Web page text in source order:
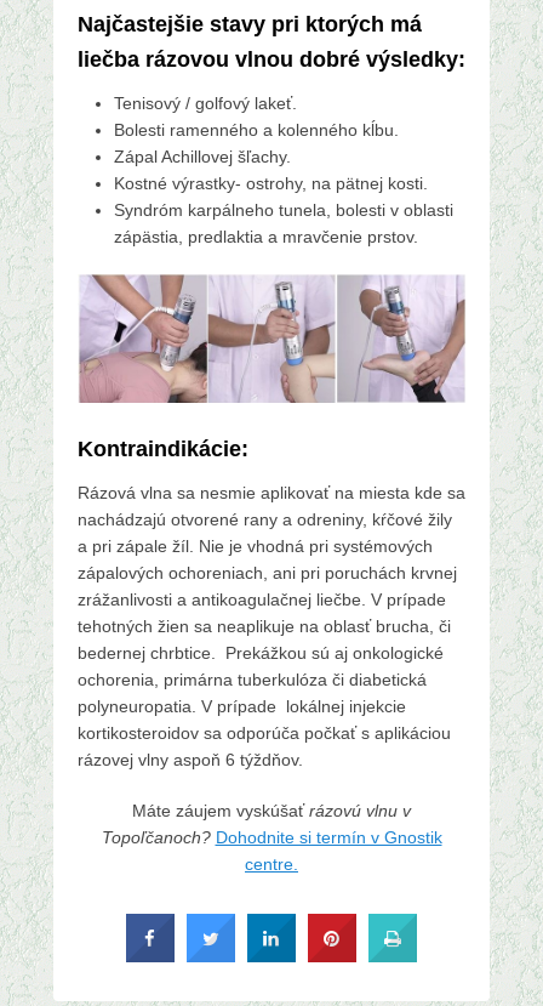
Najčastejšie stavy pri ktorých má
liečba rázovou vlnou dobré výsledky:
Tenisový / golfový lakeť.
Bolesti ramenného a kolenného kĺbu.
Zápal Achillovej šľachy.
Kostné výrastky- ostrohy, na pätnej kosti.
Syndróm karpálneho tunela, bolesti v oblasti
zápästia, predlaktia a mravčenie prstov.
Kontraindikácie:
Rázová vlna sa nesmie aplikovať na miesta kde sa
nachádzajú otvorené rany a odreniny, kŕčové žily
a pri zápale žíl. Nie je vhodná pri systémových
zápalových ochoreniach, ani pri poruchách krvnej
zrážanlivosti a antikoagulačnej liečbe. V prípade
tehotných žien sa neaplikuje na oblasť brucha, či
bedernej chrbtice. Prekážkou sú aj onkologické
ochorenia, primárna tuberkulóza či diabetická
polyneuropatia. V prípade lokálnej injekcie
kortikosteroidov sa odporúča počkať s aplikáciou
rázovej vlny aspoň 6 týždňov.
Máte záujem vyskúšaťrázovú vlnu v
Topoľčanoch? Dohodnite si termín v Gnostik
centre.